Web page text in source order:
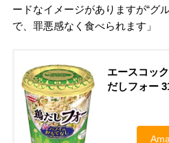
ードなイメージがありますが“グ
で、罪悪感なく食べられます」
エースコッ
だしフォー